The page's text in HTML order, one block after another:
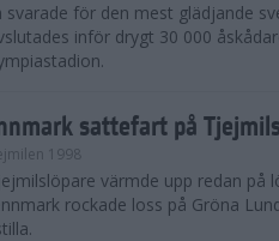
svarade för den mest glädjande
inför drygt 30 000
sattefart på
1998
värmde upp redan på
rockade loss på Gröna